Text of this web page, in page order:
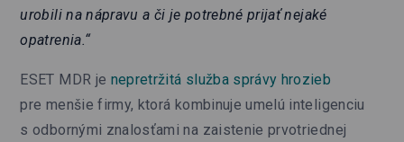
urobili na nápravu a či je potrebné prijať nejaké
opatrenia.“
ESET MDR je nepretržitá služba správy hrozieb
pre menšie firmy, ktorá kombinuje umelú inteligenciu
s odbornými znalosťami na zaistenie prvotriednej